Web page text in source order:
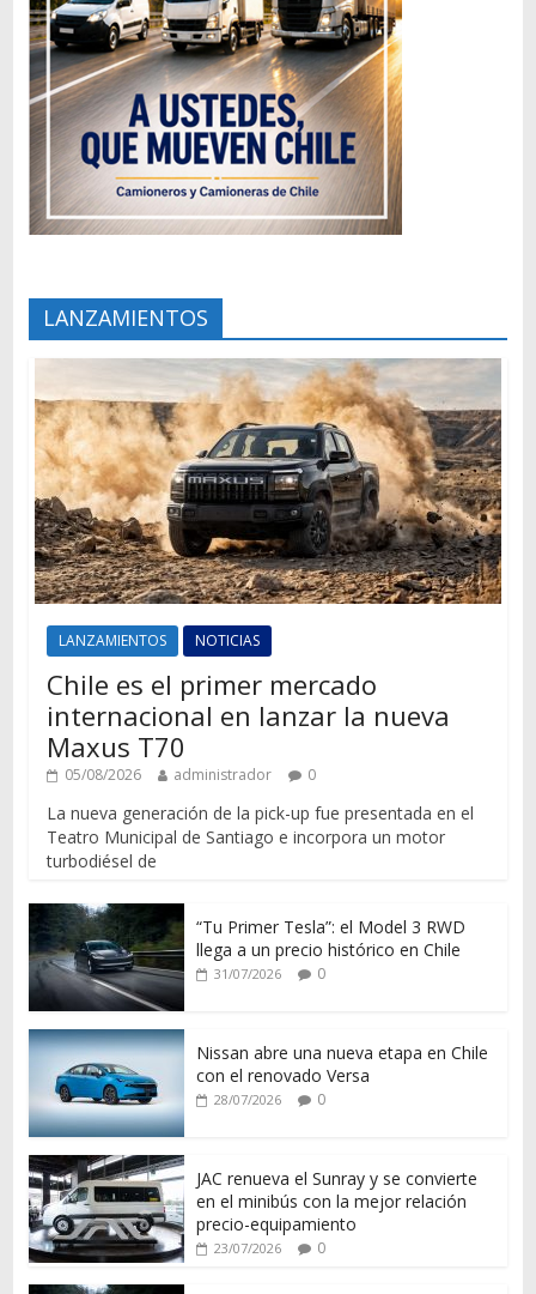
LANZAMIENTOS
LANZAMIENTOS NOTICIAS
Chile es el primer mercado
internacional en lanzar la nueva
Maxus T70
05/08/2026 administrador 0
La nueva generación de la pick-up fue presentada en el
Teatro Municipal de Santiago e incorpora un motor
turbodiésel de
“Tu Primer Tesla”: el Model 3 RWD
llega a un precio histórico en Chile
31/07/2026 0
Nissan abre una nueva etapa en Chile
con el renovado Versa
28/07/2026 0
JAC renueva el Sunray y se convierte
en el minibús con la mejor relación
precio-equipamiento
23/07/2026 0